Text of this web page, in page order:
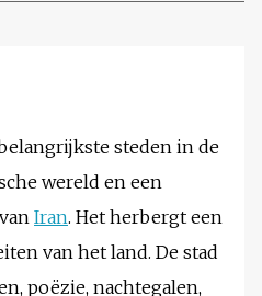
steden in de
wereld en een
Iran. Het herbergt een
van het land. De stad
poëzie, nachtegalen,